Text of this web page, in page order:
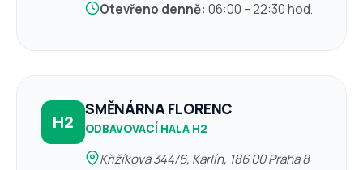
Otevřeno denně: 06:00 – 22:30 hod.
H2
SMĚNÁRNA FLORENC
ODBAVOVACÍ HALA H2
Křižíkova 344/6, Karlín, 186 00 Praha 8